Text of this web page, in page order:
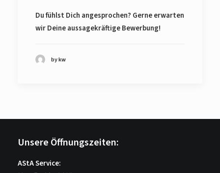
Du fühlst Dich angesprochen? Gerne erwarten
wir Deine aussagekräftige Bewerbung!
by kw
Unsere Öffnungszeiten:
AStA Service: